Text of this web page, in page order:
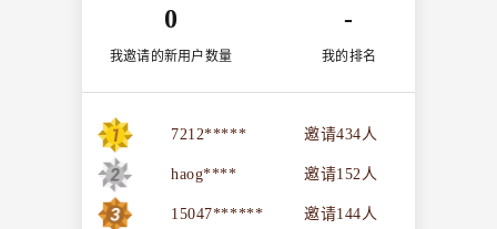
0
我邀请的新用户数量
-
我的排名
7212***** 邀请434人
haog**** 邀请152人
15047****** 邀请144人